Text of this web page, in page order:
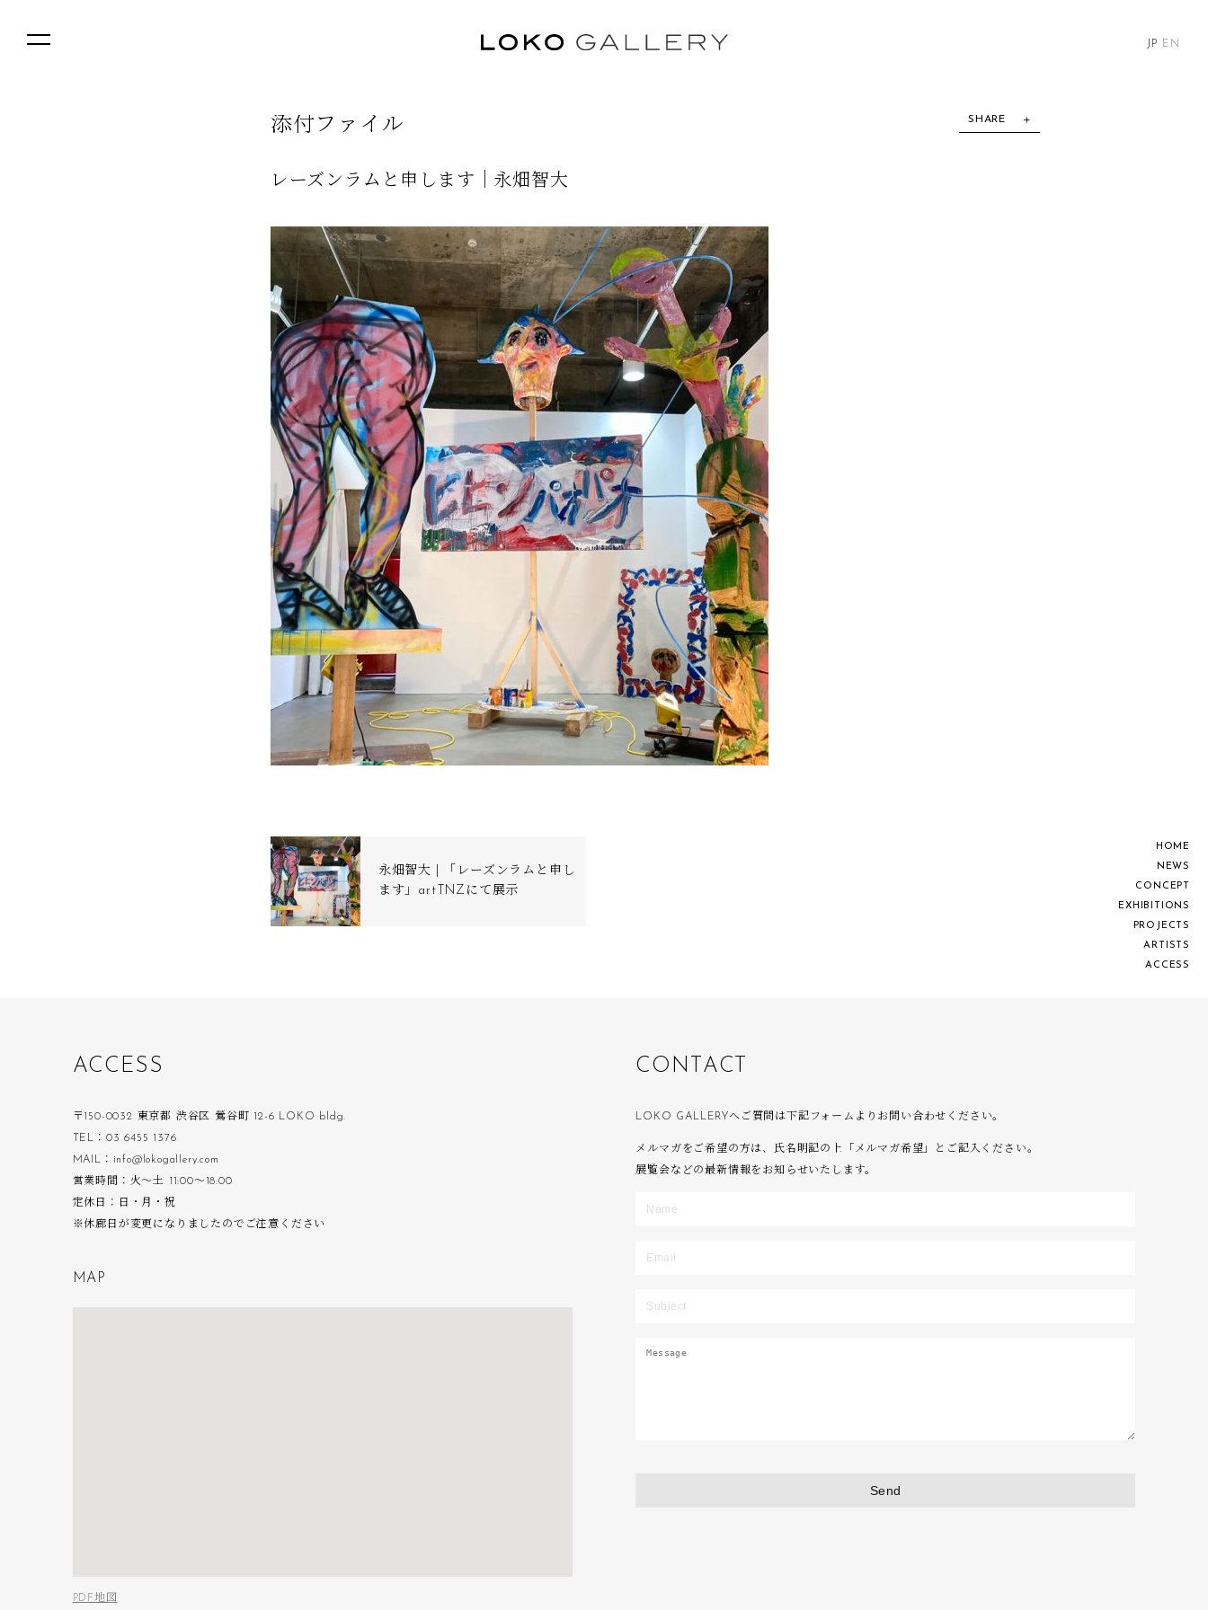
H O M E
N EWS
C O N C EP
EX H B O NS
PRO J EC TS
A R S TS
AC C ESS
JP EN
SHARE
添付フ ァ イ ル
レーズンラムと申します｜永畑智大
永畑智大 | 「レーズンラムと申し
ます」artTNZにて展示
ACC ES S
〒150-0032 東京都 渋谷区 鶯谷町 12-6 LOKO bldg.
TEL：03 6455 1376
MAIL：info@lokogallery.com
営業時間：火〜土 11:00〜18:00
定休日：日・月・祝
※休廊日が変更になりましたのでご注意ください
M A P
PDF地図
CO N T AC T
LOKO GALLERYへご質問は下記フォームよりお問い合わせください。
メルマガをご希望の方は、氏名明記の上「メルマガ希望」とご記入ください。
展覧会などの最新情報をお知らせいたします。